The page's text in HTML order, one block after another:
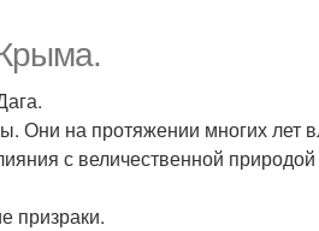
Они на протяжении многих лет
с величественной
призраки.